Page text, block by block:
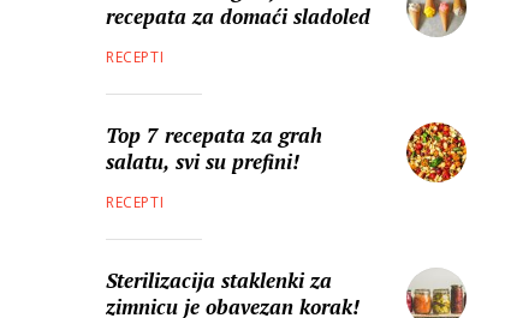
recepata za domaći sladoled
RECEPTI
Top 7 recepata za grah
salatu, svi su prefini!
RECEPTI
Sterilizacija staklenki za
zimnicu je obavezan korak!